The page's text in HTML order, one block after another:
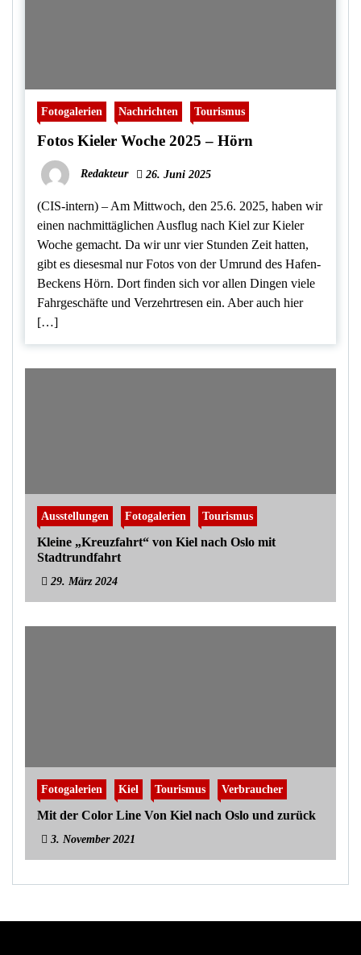
Fotogalerien Nachrichten Tourismus
Fotos Kieler Woche 2025 – Hörn
Redakteur 26. Juni 2025
(CIS-intern) – Am Mittwoch, den 25.6. 2025, haben wir
einen nachmittäglichen Ausflug nach Kiel zur Kieler
Woche gemacht. Da wir unr vier Stunden Zeit hatten,
gibt es diesesmal nur Fotos von der Umrund des Hafen-
Beckens Hörn. Dort finden sich vor allen Dingen viele
Fahrgeschäfte und Verzehrtresen ein. Aber auch hier
[…]
Ausstellungen Fotogalerien Tourismus
Kleine „Kreuzfahrt“ von Kiel nach Oslo mit
Stadtrundfahrt
29. März 2024
Fotogalerien Kiel Tourismus Verbraucher
Mit der Color Line Von Kiel nach Oslo und zurück
3. November 2021